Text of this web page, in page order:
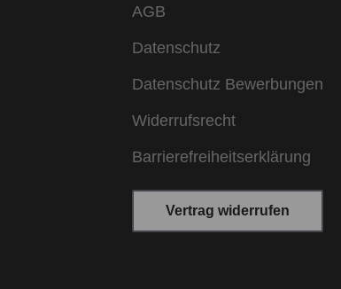
AGB
Datenschutz
Datenschutz Bewerbungen
Widerrufsrecht
Barrierefreiheitserklärung
Vertrag widerrufen